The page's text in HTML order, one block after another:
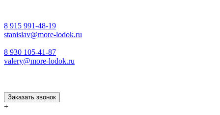
8 915 991-48-19
stanislav@more-lodok.ru
8 930 105-41-87
valery@more-lodok.ru
Заказать звонок
+